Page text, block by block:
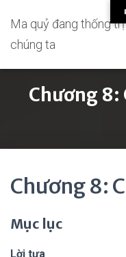
Ma quỷ đang thống
chúng ta
Chương 8:
Chương 8:
Mục lục
Lời tựa